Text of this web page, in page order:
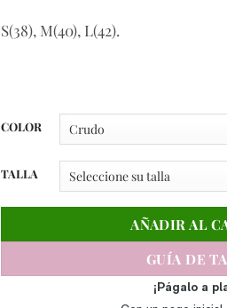
S(38), M(40), L(42).
COLOR
TALLA
AÑADIR AL
GUÍA DE